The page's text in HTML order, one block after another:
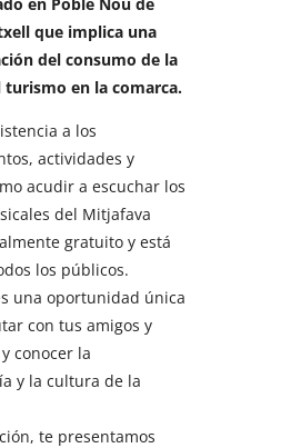
que implica una
del consumo de la
turismo en la comarca.
a los
actividades y
acudir a escuchar los
del Mitjafava
gratuito y está
los públicos.
una oportunidad única
con tus amigos y
conocer la
y la cultura de la
te presentamos